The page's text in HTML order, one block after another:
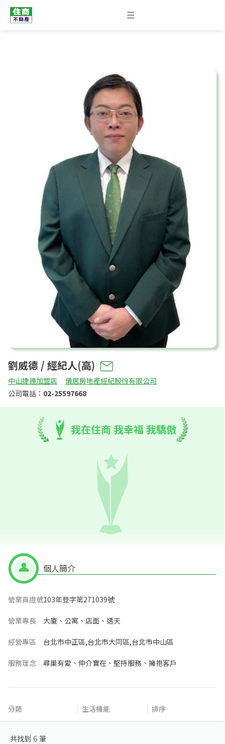
劉威德 / 經紀人(高)
中山捷運加盟店
儀居房地產經紀股份有限公司
公司電話： 02-25597668
我在住商 我幸福 我驕傲
個人簡介
營業員證號103年登字第271039號
營業專長 大廈、公寓、店面、透天
經營專區 台北市中正區,台北市大同區,台北市中山區
服務理念 尋巢有愛、仲介實在、堅持服務、擁抱客戶
分類 生活機能 排序
共找到 6 筆